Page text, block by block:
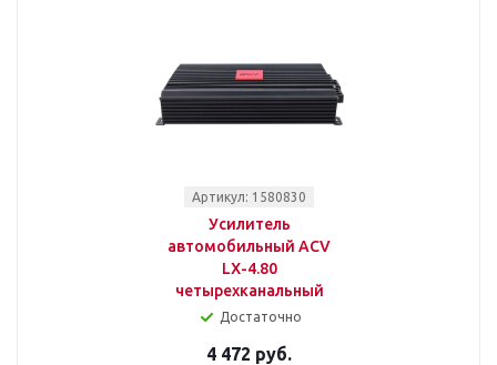
Артикул: 1580830
Усилитель
автомобильный ACV
LX-4.80
четырехканальный
Достаточно
4 472 руб.